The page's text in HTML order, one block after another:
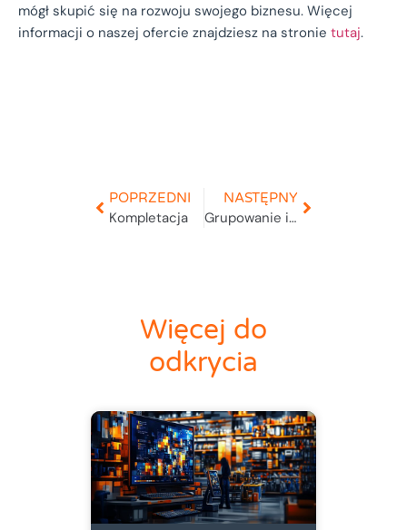
mógł skupić się na rozwoju swojego biznesu. Więcej
informacji o naszej ofercie znajdziesz na stronie tutaj.
POPRZEDNI
Kompletacja
NASTĘPNY
Grupowanie informacji CRM
Więcej do
odkrycia